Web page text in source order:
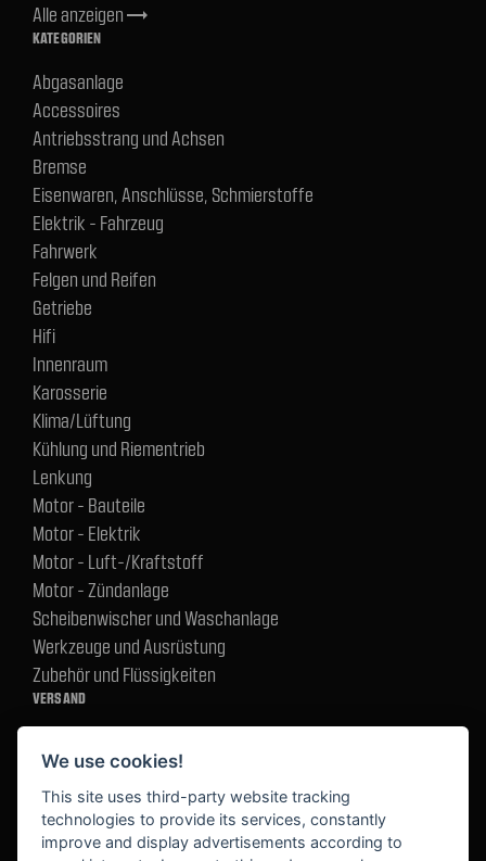
Alle anzeigentrending_flat
KATEGORIEN
Abgasanlage
Accessoires
Antriebsstrang und Achsen
Bremse
Eisenwaren, Anschlüsse, Schmierstoffe
Elektrik - Fahrzeug
Fahrwerk
Felgen und Reifen
Getriebe
Hifi
Innenraum
Karosserie
Klima/Lüftung
Kühlung und Riementrieb
Lenkung
Motor - Bauteile
Motor - Elektrik
Motor - Luft-/Kraftstoff
Motor - Zündanlage
Scheibenwischer und Waschanlage
Werkzeuge und Ausrüstung
Zubehör und Flüssigkeiten
VERSAND
We use cookies!
This site uses third-party website tracking
technologies to provide its services, constantly
improve and display advertisements according to